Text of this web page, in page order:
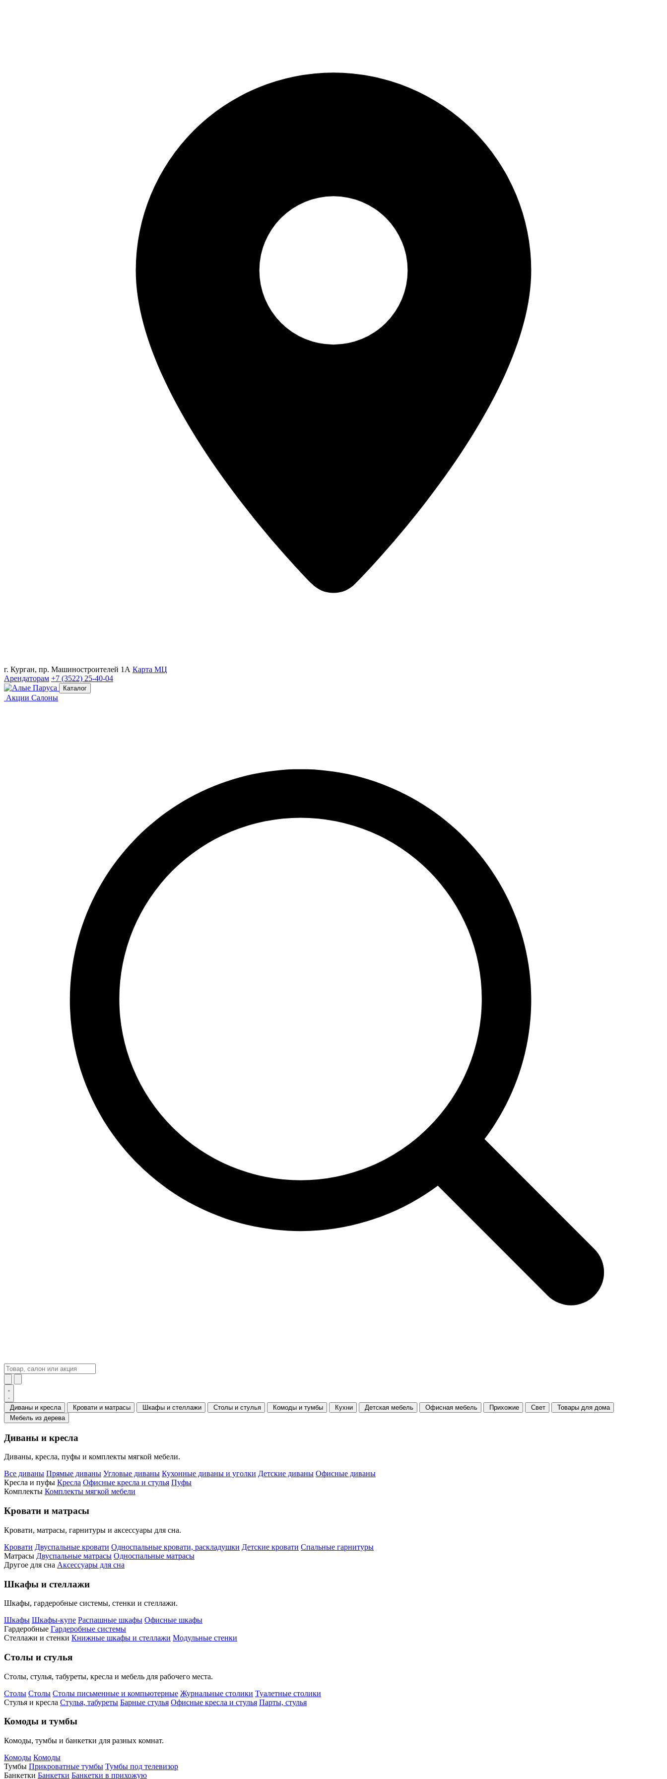
г. Курган, пр. Машиностроителей 1А Карта МЦ
Арендаторам +7 (3522) 25-40-04
Каталог
Акции Салоны
Диваны и кресла Кровати и матрасы Шкафы и стеллажи Столы и стулья Комоды и тумбы Кухни Детская мебель Офисная мебель Прихожие Свет
Товары для дома
Мебель из дерева
Диваны и кресла
Диваны, кресла, пуфы и комплекты мягкой мебели.
Все диваны Прямые диваны Угловые диваны Кухонные диваны и уголки Детские диваны Офисные диваны
Кресла и пуфы Кресла Офисные кресла и стулья Пуфы
Комплекты Комплекты мягкой мебели
Кровати и матрасы
Кровати, матрасы, гарнитуры и аксессуары для сна.
Кровати Двуспальные кровати Односпальные кровати, раскладушки Детские кровати Спальные гарнитуры
Матрасы Двуспальные матрасы Односпальные матрасы
Другое для сна Аксессуары для сна
Шкафы и стеллажи
Шкафы, гардеробные системы, стенки и стеллажи.
Шкафы Шкафы-купе Распашные шкафы Офисные шкафы
Гардеробные Гардеробные системы
Стеллажи и стенки Книжные шкафы и стеллажи Модульные стенки
Столы и стулья
Столы, стулья, табуреты, кресла и мебель для рабочего места.
Столы Столы Столы письменные и компьютерные Журнальные столики Туалетные столики
Стулья и кресла Стулья, табуреты Барные стулья Офисные кресла и стулья Парты, стулья
Комоды и тумбы
Комоды, тумбы и банкетки для разных комнат.
Комоды Комоды
Тумбы Прикроватные тумбы Тумбы под телевизор
Банкетки Банкетки Банкетки в прихожую